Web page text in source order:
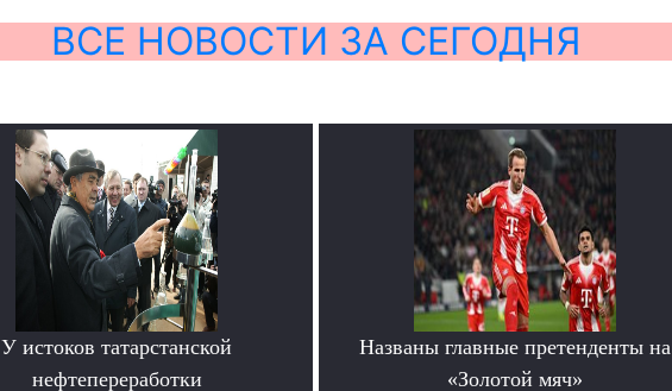
ВСЕ НОВОСТИ ЗА СЕГОДНЯ
У истоков татарстанской
нефтепереработки
Названы главные претенденты на
«Золотой мяч»